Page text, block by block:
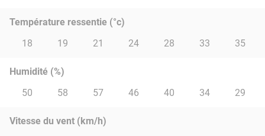
Température ressentie (°c)
18
19 21 24 28 33 35
Humidité (%)
50
58 57 46 40 34 29
Vitesse du vent (km/h)